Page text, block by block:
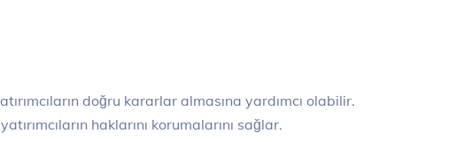
doğru kararlar almasına yardımcı olabilir.
haklarını korumalarını sağlar.